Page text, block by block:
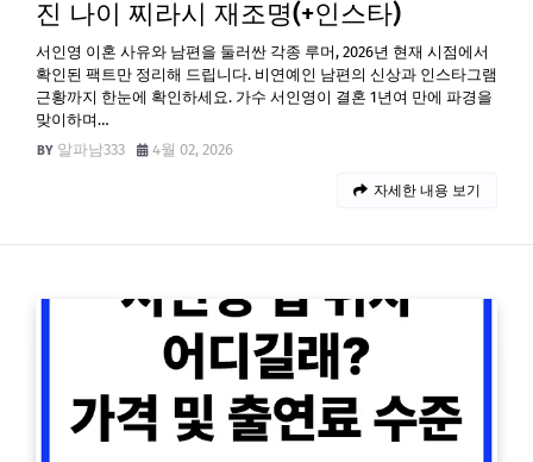
진 나이 찌라시 재조명(+인스타)
서인영 이혼 사유와 남편을 둘러싼 각종 루머, 2026년 현재 시점에서
확인된 팩트만 정리해 드립니다. 비연예인 남편의 신상과 인스타그램
근황까지 한눈에 확인하세요. 가수 서인영이 결혼 1년여 만에 파경을
맞이하며…
알파남333
4월 02, 2026
자세한 내용 보기